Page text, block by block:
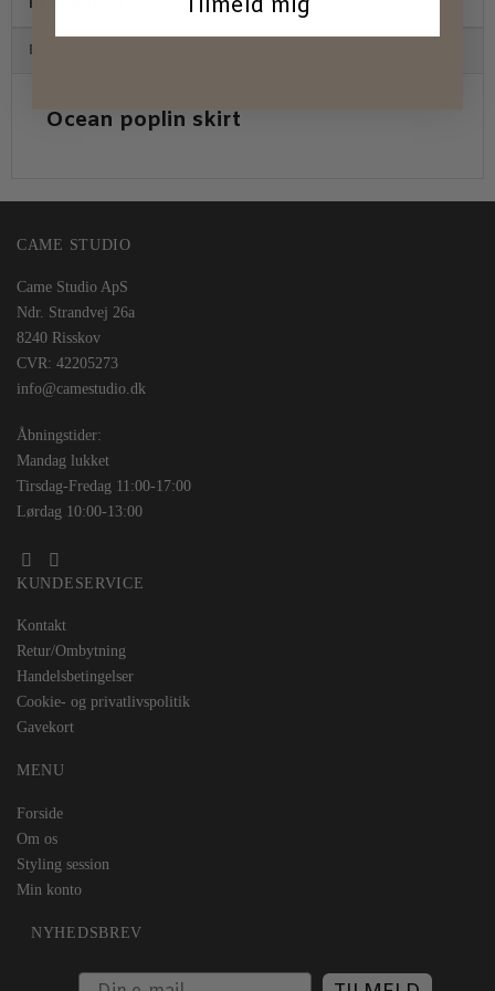
BESKRIVELSE
BRAND
Ocean poplin skirt
CAME STUDIO
Came Studio ApS
Ndr. Strandvej 26a
8240 Risskov
CVR: 42205273
info@camestudio.dk
Åbningstider:
Mandag lukket
Tirsdag-Fredag 11:00-17:00
Lørdag 10:00-13:00
KUNDESERVICE
Kontakt
Retur/Ombytning
Handelsbetingelser
Cookie- og privatlivspolitik
Gavekort
MENU
Forside
Om os
Styling session
Min konto
NYHEDSBREV
Tilmeld mig